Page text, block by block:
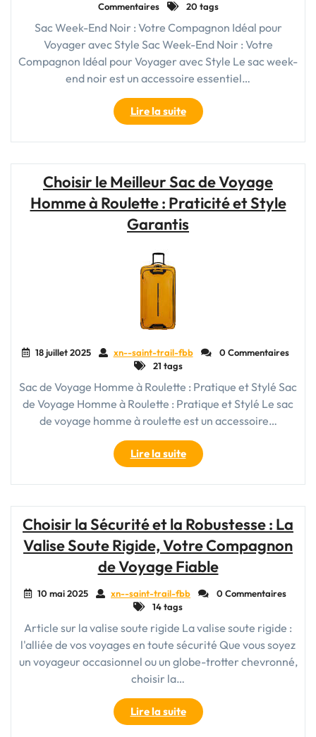
Commentaires
20 tags
Sac Week-End Noir : Votre Compagnon Idéal pour
Voyager avec Style Sac Week-End Noir : Votre
Compagnon Idéal pour Voyager avec Style Le sac week-
end noir est un accessoire essentiel…
Lire la suite"Découvrez
l’Élégance
Intemporelle
Week-
End
Noir"
Choisir le Meilleur Sac de Voyage
Homme à Roulette : Praticité et Style
Garantis
18 juillet 2025 xn--saint-trail-fbb
0 Commentaires
21 tags
Sac de Voyage Homme à Roulette : Pratique et Stylé Sac
de Voyage Homme à Roulette : Pratique et Stylé Le sac
de voyage homme à roulette est un accessoire…
Lire la suite"Choisir
le
Meilleur
Voyage
Homme
à
Roulette
:
et
Style
Garantis"
Choisir la Sécurité et la Robustesse : La
Valise Soute Rigide, Votre Compagnon
de Voyage Fiable
10 mai 2025 xn--saint-trail-fbb
0 Commentaires
14 tags
Article sur la valise soute rigide La valise soute rigide :
l'alliée de vos voyages en toute sécurité Que vous soyez
un voyageur occasionnel ou un globe-trotter chevronné,
choisir la…
Lire la suite"Choisir
la